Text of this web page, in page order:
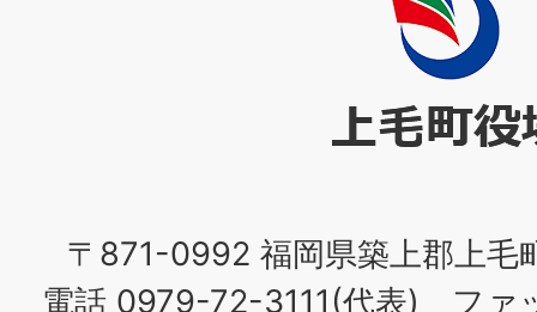
〒871-0992 福岡県築上郡上毛
電話 0979-72-3111(代表) ファ